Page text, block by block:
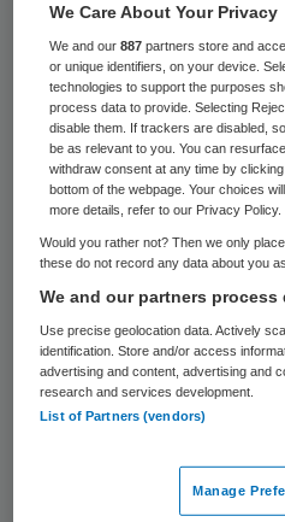
De behandeling van
Eerste Kamer is
Minister Klink van
gevraagd. Hij heeft
beantwoorden van
voorgenomen
wetsvoorstel. Dat
Uitstel
Het wetsvoorstel zou
Kamerverkiezingen.
We Care About Your Privacy
We and our887 partners store and
or unique identifiers, on your device.
technologies to support the purposes
process data to provide. Selecting
disable them. If trackers are disabled,
be as relevant to you. You can
withdraw consent at any time by
bottom of the webpage. Your choices
more details, refer to our Privacy Policy.
Would you rather not? Then we only
these do not record any data about you
We and our partners
Use precise geolocation data. Actively
identification. Store and/or access
advertising and content, advertising and
research and services development.
List of Partners (vendors)
Manage